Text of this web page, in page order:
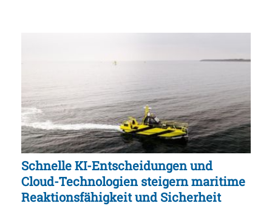
Schnelle KI-Entscheidungen und
Cloud-Technologien steigern maritime
Reaktionsfähigkeit und Sicherheit